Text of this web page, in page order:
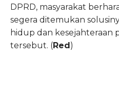
DPRD, masyarakat
segera ditemukan
hidup dan kesejahteraan
tersebut. (Red )